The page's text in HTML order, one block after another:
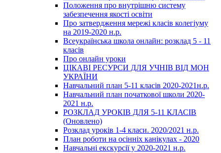
Положення про внутрішню систему
забезпечення якості освіти
Про затвердження мережі класів колегіуму
на 2019-2020 н.р.
Всеукраїнська школа онлайн: розклад 5 - 11
класів
Про онлайн уроки
ЦІКАВІ РЕСУРСИ ДЛЯ УЧНІВ ВІД МОН
УКРАЇНИ
Навчальний план 5-11 класів 2020-2021н.р.
Навчальний план початкової школи 2020-
2021 н.р.
РОЗКЛАД УРОКІВ ДЛЯ 5-11 КЛАСІВ
(Оновлено)
Розклад уроків 1-4 класи. 2020/2021 н.р.
План роботи на осінніх канікулах - 2020
Навчальні екскурсії у 2020-2021 н.р.